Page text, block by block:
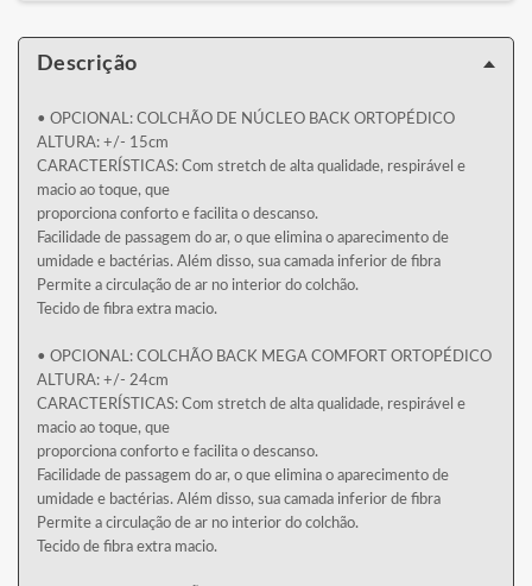
Descrição
• OPCIONAL: COLCHÃO DE NÚCLEO BACK ORTOPÉDICO
ALTURA: +/- 15cm
CARACTERÍSTICAS: Com stretch de alta qualidade, respirável e
macio ao toque, que
proporciona conforto e facilita o descanso.
Facilidade de passagem do ar, o que elimina o aparecimento de
umidade e bactérias. Além disso, sua camada inferior de fibra
Permite a circulação de ar no interior do colchão.
Tecido de fibra extra macio.
• OPCIONAL: COLCHÃO BACK MEGA COMFORT ORTOPÉDICO
ALTURA: +/- 24cm
CARACTERÍSTICAS: Com stretch de alta qualidade, respirável e
macio ao toque, que
proporciona conforto e facilita o descanso.
Facilidade de passagem do ar, o que elimina o aparecimento de
umidade e bactérias. Além disso, sua camada inferior de fibra
Permite a circulação de ar no interior do colchão.
Tecido de fibra extra macio.